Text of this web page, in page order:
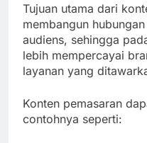
Tujuan utama dari
membangun
audiens, sehingga
lebih mempercayai
layanan yang
Konten pemasaran
contohnya seperti: